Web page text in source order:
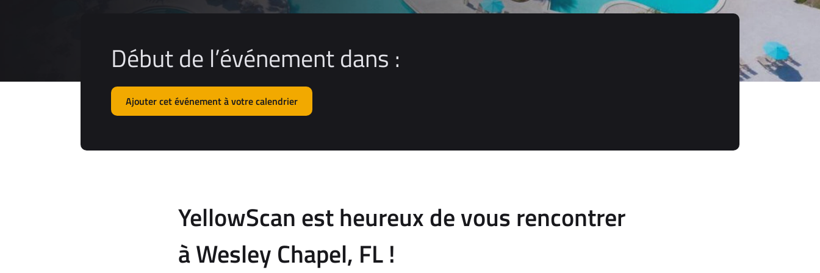
Début de l’événement dans :
Ajouter cet événement à votre calendrier
YellowScan est heureux de vous rencontrer
à Wesley Chapel, FL !